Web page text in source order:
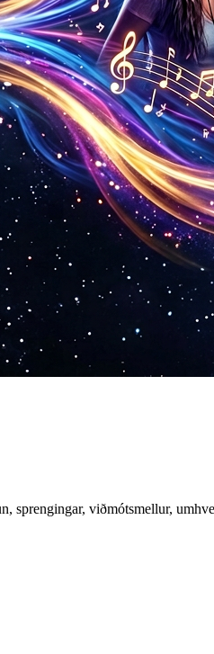
viðmótsmellur,